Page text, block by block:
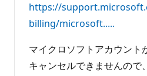
https://
billing/microsoft.....
マイクロソフトアカウント
キャンセルできませんので